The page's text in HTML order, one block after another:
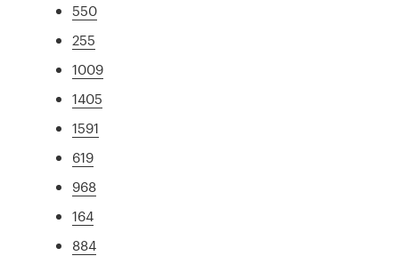
550
255
1009
1405
1591
619
968
164
884